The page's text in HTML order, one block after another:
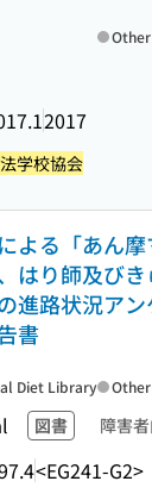
2017
学校協会
よる「あん
はり師及び
進路状況ア
書
図書 障害
<EG241-G2>
Diet Library